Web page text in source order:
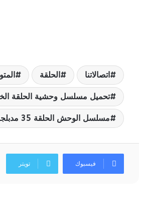
اتصالاتنا الحلقة
تحميل مسلسل وحشية الحلقة
مسلسل الوحش الحلقة 35 مدبلجة
فيسبوك تويتر